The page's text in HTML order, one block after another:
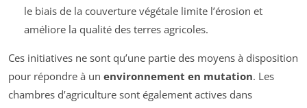
le biais de la couverture végétale limite l’érosion et
améliore la qualité des terres agricoles.
Ces initiatives ne sont qu’une partie des moyens à disposition
pour répondre à un environnement en mutation. Les
chambres d’agriculture sont également actives dans